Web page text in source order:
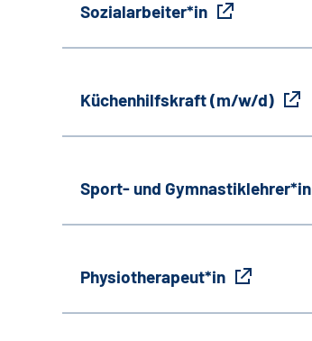
Sozialarbeiter*in
Küchenhilfskraft (m/w/d)
Sport- und Gymnastiklehrer*in
Physiotherapeut*in